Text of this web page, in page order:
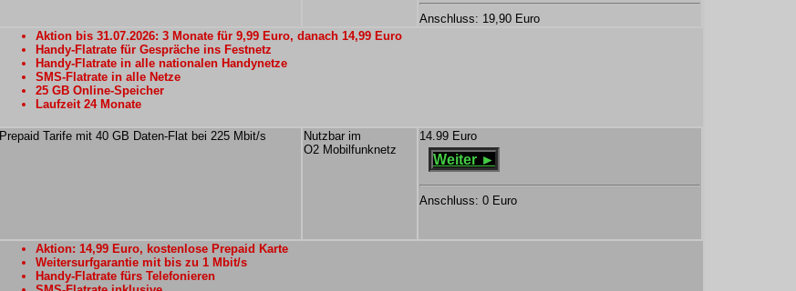
Anschluss: 19,90 Euro
Aktion bis 31.07.2026: 3 Monate für 9,99 Euro, danach 14,99 Euro
Handy-Flatrate für Gespräche ins Festnetz
Handy-Flatrate in alle nationalen Handynetze
SMS-Flatrate in alle Netze
25 GB Online-Speicher
Laufzeit 24 Monate
Prepaid Tarife mit 40 GB Daten-Flat bei 225 Mbit/s
Nutzbar im
O2 Mobilfunknetz
14.99 Euro
Weiter ►
Anschluss: 0 Euro
Aktion: 14,99 Euro, kostenlose Prepaid Karte
Weitersurfgarantie mit bis zu 1 Mbit/s
Handy-Flatrate fürs Telefonieren